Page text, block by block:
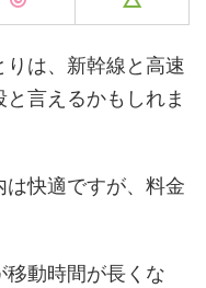
は、新幹線と高速
言えるかもしれま
快適ですが、料金
動時間が長くな